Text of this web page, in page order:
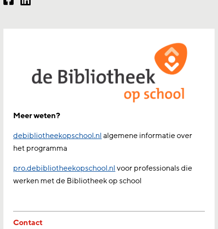
Meer weten?
debibliotheekopschool.nlalgemene informatie over
het programma
pro.debibliotheekopschool.nlvoor professionals die
werken met de Bibliotheek op school
Contact